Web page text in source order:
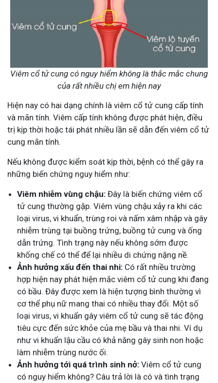
Viêm cổ tử cung có nguy hiểm không là thắc mắc chung
của rất nhiều chị em hiện nay
Hiện nay có hai dạng chính là viêm cổ tử cung cấp tính
và mãn tính. Viêm cấp tính không được phát hiện, điều
trị kịp thời hoặc tái phát nhiều lần sẽ dẫn đến viêm cổ tử
cung mãn tính.
Nếu không được kiểm soát kịp thời, bệnh có thể gây ra
những biến chứng nguy hiểm như:
Viêm nhiễm vùng chậu: Đây là biến chứng viêm cổ
tử cung thường gặp. Viêm vùng chậu xảy ra khi các
loại virus, vi khuẩn, trùng roi và nấm xâm nhập và gây
nhiễm trùng tại buồng trứng, buồng tử cung và ống
dẫn trứng. Tình trạng này nếu không sớm được
khống chế có thể để lại nhiều di chứng nặng nề.
Ảnh hưởng xấu đến thai nhi: Có rất nhiều trường
hợp hiện nay phát hiện mắc viêm cổ tử cung khi đang
có bầu. Đây được xem là hiện tượng bình thường vì
cơ thể phụ nữ mang thai có nhiều thay đổi. Một số
loại virus, vi khuẩn gây viêm cổ tử cung sẽ tác động
tiêu cực đến sức khỏe của mẹ bầu và thai nhi. Ví dụ
như vi khuẩn lậu cầu có khả năng gây sinh non hoặc
làm nhiễm trùng nước ối.
Ảnh hưởng tới quá trình sinh nở: Viêm cổ tử cung
có nguy hiểm không? Câu trả lời là có và tình trạng